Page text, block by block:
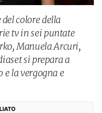
colore della
tv in sei puntate
Manuela Arcuri,
si prepara a
e la vergogna e